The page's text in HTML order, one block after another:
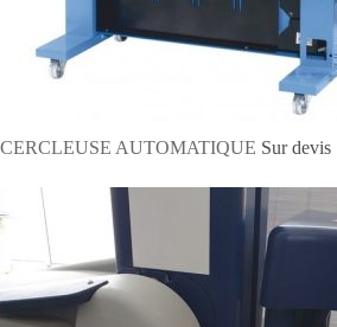
CERCLEUSE AUTOMATIQUE Sur devis